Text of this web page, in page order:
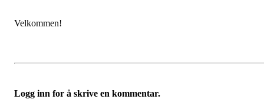
Velkommen!
Logg inn for å skrive en kommentar.